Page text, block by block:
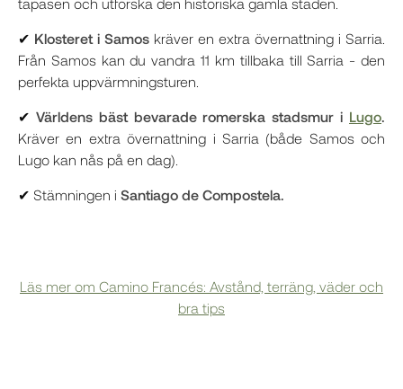
tapasen och utforska den historiska gamla staden.
✔ Klosteret i Samos kräver en extra övernattning i Sarria.
Från Samos kan du vandra 11 km tillbaka till Sarria - den
perfekta uppvärmningsturen.
✔ Världens bäst bevarade romerska stadsmur i Lugo.
Kräver en extra övernattning i Sarria (både Samos och
Lugo kan nås på en dag).
✔ Stämningen i Santiago de Compostela.
Läs mer om Camino Francés: Avstånd, terräng, väder och
bra tips